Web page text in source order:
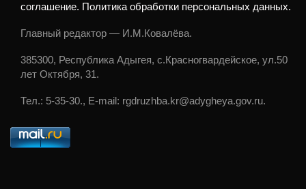
соглашение. Политика обработки персональных данных.
Главный редактор — И.М.Ковалёва.
385300, Республика Адыгея, с.Красногвардейское, ул.50
лет Октября, 31.
Тел.: 5-35-30., E-mail: rgdruzhba.kr@adygheya.gov.ru.